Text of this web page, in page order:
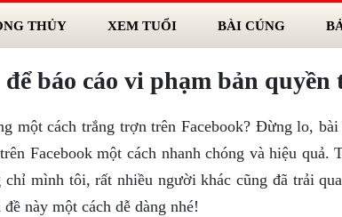
THỦY XEM TUỔI BÀI CÚNG
báo cáo vi phạm bản quyền
một cách trắng trợn trên Facebook? Đừng lo,
Facebook một cách nhanh chóng và hiệu
chỉ mình tôi, rất nhiều người khác cũng đã trải
này một cách dễ dàng nhé!